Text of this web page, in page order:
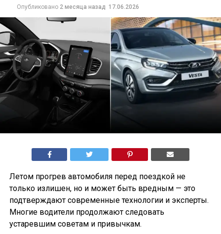
Опубликовано 2 месяца назад 17.06.2026
Летом прогрев автомобиля перед поездкой не
только излишен, но и может быть вредным — это
подтверждают современные технологии и эксперты.
Многие водители продолжают следовать
устаревшим советам и привычкам.